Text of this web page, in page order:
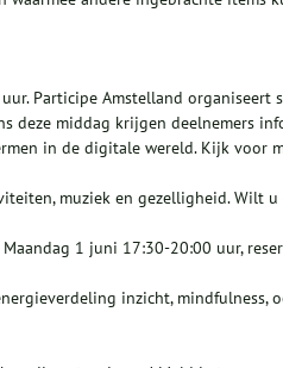
Participe Amstelland organiseert
deze middag krijgen deelnemers
in de digitale wereld. Kijk voor
muziek en gezelligheid. Wilt
1 juni 17:30-20:00 uur,
inzicht, mindfulness,